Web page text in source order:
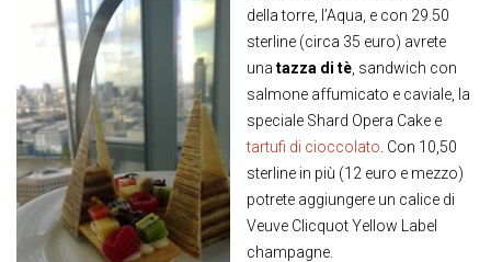
della torre, l’Aqua, e con 29.50
sterline (circa 35 euro) avrete
una tazza di tè , sandwich con
salmone affumicato e caviale, la
speciale Shard Opera Cake e
tartufi di cioccolato . Con 10,50
sterline in più (12 euro e mezzo)
potrete aggiungere un calice di
Veuve Clicquot Yellow Label
champagne.